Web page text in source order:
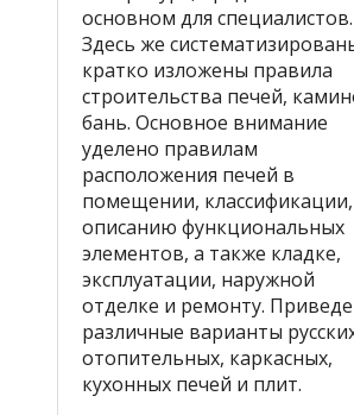
основном для специалистов.
Здесь же
кратко изложены правила
строительства печей,
бань. Основное внимание
уделено правилам
расположения печей в
помещении, классификации,
описанию функциональных
элементов, а также кладке,
эксплуатации, наружной
отделке и ремонту.
различные варианты
отопительных, каркасных,
кухонных печей и плит.